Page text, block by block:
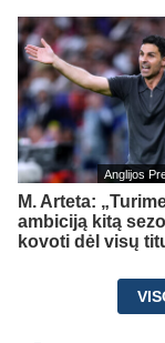
Anglijos
M. Arteta:
ambiciją kitą
kovoti dėl visų